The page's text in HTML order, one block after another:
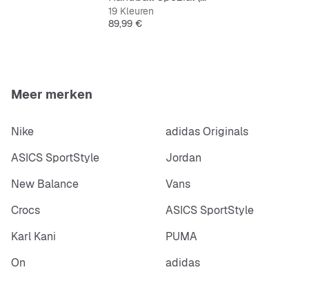
19 Kleuren
Prijs
89,99 €
Meer merken
Nike
adidas Originals
ASICS SportStyle
Jordan
New Balance
Vans
Crocs
ASICS SportStyle
Karl Kani
PUMA
On
adidas